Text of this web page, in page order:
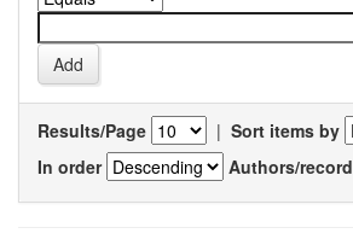
Results/Page | Sort items by
In order
Authors/record